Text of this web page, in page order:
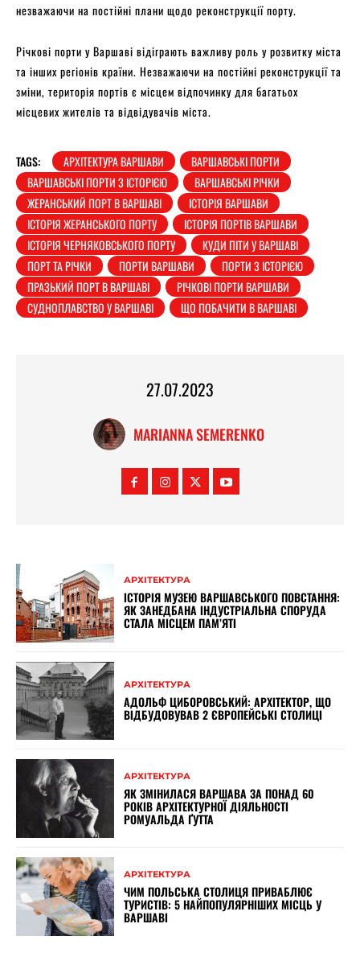
незважаючи на постійні плани щодо реконструкції порту.
Річкові порти у Варшаві відіграють важливу роль у розвитку міста
та інших регіонів країни. Незважаючи на постійні реконструкції та
зміни, територія портів є місцем відпочинку для багатьох
місцевих жителів та відвідувачів міста.
TAGS: АРХІТЕКТУРА ВАРШАВИ
ВАРШАВСЬКІ ПОРТИ
ВАРШАВСЬКІ ПОРТИ З ІСТОРІЄЮ
ВАРШАВСЬКІ РІЧКИ
ЖЕРАНСЬКИЙ ПОРТ В ВАРШАВІ
ІСТОРІЯ ВАРШАВИ
ІСТОРІЯ ЖЕРАНСЬКОГО ПОРТУ
ІСТОРІЯ ПОРТІВ ВАРШАВИ
ІСТОРІЯ ЧЕРНЯКОВСЬКОГО ПОРТУ
КУДИ ПІТИ У ВАРШАВІ
ПОРТ ТА РІЧКИ
ПОРТИ ВАРШАВИ
ПОРТИ З ІСТОРІЄЮ
ПРАЗЬКИЙ ПОРТ В ВАРШАВІ
РІЧКОВІ ПОРТИ ВАРШАВИ
СУДНОПЛАВСТВО У ВАРШАВІ
ЩО ПОБАЧИТИ В ВАРШАВІ
27.07.2023
MARIANNA SEMERENKO
АРХІТЕКТУРА
ІСТОРІЯ МУЗЕЮ ВАРШАВСЬКОГО ПОВСТАННЯ:
ЯК ЗАНЕДБАНА ІНДУСТРІАЛЬНА СПОРУДА
СТАЛА МІСЦЕМ ПАМ’ЯТІ
АРХІТЕКТУРА
АДОЛЬФ ЦИБОРОВСЬКИЙ: АРХІТЕКТОР, ЩО
ВІДБУДОВУВАВ 2 ЄВРОПЕЙСЬКІ СТОЛИЦІ
АРХІТЕКТУРА
ЯК ЗМІНИЛАСЯ ВАРШАВА ЗА ПОНАД 60
РОКІВ АРХІТЕКТУРНОЇ ДІЯЛЬНОСТІ
РОМУАЛЬДА ҐУТТА
АРХІТЕКТУРА
ЧИМ ПОЛЬСЬКА СТОЛИЦЯ ПРИВАБЛЮЄ
ТУРИСТІВ: 5 НАЙПОПУЛЯРНІШИХ МІСЦЬ У
ВАРШАВІ